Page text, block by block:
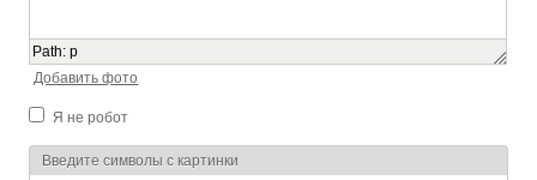
Path:p
Добавить фото
Я не робот
Я спамер
Введите символы с картинки